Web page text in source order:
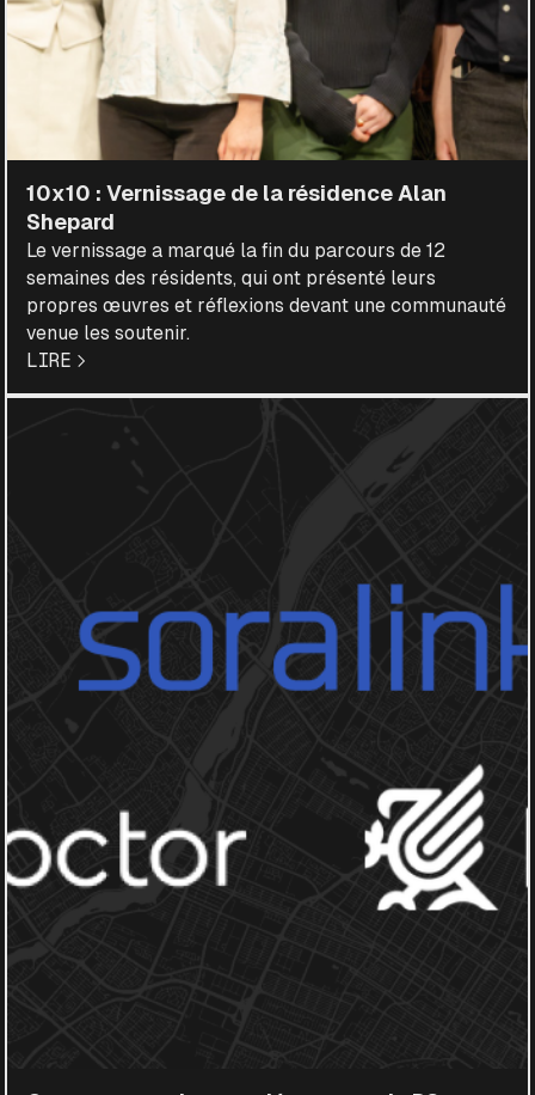
10x10 : Vernissage de la résidence Alan
Shepard
Le vernissage a marqué la fin du parcours de 12
semaines des résidents, qui ont présenté leurs
propres œuvres et réflexions devant une communauté
venue les soutenir.
LIRE